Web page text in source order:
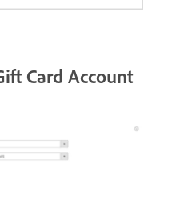
Card Account